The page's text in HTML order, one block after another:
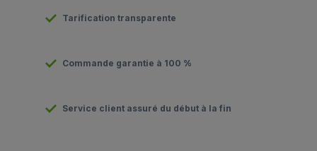
Tarification transparente
Commande garantie à 100 %
Service client assuré du début à la fin